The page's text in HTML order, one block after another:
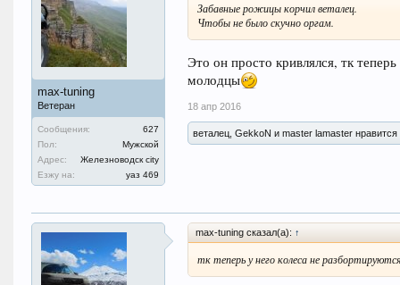
max-tuning
Ветеран
Сообщения:
627
Пол:
Мужской
Адрес:
Железноводск city
Езжу на:
уаз 469
Забавные рожицы корчил веталец.
Чтобы не было скучно оргам.
Это он просто кривлялся, тк
молодцы
18 апр 2016
веталец, GekkoN и master lamaster нравится
max-tuning сказал(а): ↑
тк теперь у него колеса не